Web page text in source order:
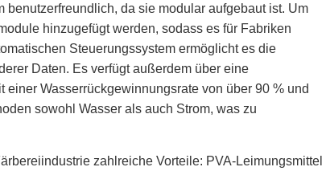
da sie modular aufgebaut ist. Um
hinzugefügt werden, sodass es für Fabriken
Steuerungssystem ermöglicht es die
Daten. Es verfügt außerdem über eine
Wasserrückgewinnungsrate von über 90 % und
sowohl Wasser als auch Strom, was zu
zahlreiche Vorteile: PVA-Leimungsmittel